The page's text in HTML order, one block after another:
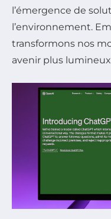
l’émergence de
l’environnement.
transformons nos
avenir plus